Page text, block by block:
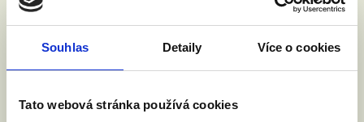
Souhlas Detaily Více o cookies
Tato webová stránka používá cookies
Souhlasím se zpracováním osobních údajů podle
zákona č. 101/2000 Sb.Přečíst